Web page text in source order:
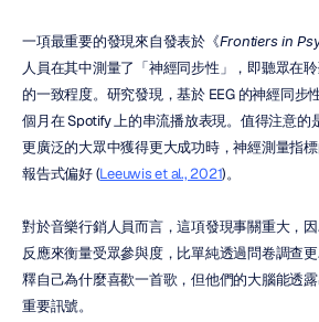
一項最重要的發現來自發表於《Frontiers in
人員在其中測量了「神經同步性」，即聽眾在
的一致程度。研究發現，基於 EEG 的神經同步
個月在 Spotify 上的串流播放表現。值得注意的
更廣泛的大眾中獲得更大成功時，神經測量指
報告式偏好 (Leeuwis et al., 2021)。
對於音樂行銷人員而言，這項發現事關重大，
反應來衡量受眾參與度，比單純透過問卷調查
釋自己為什麼喜歡一首歌，但他們的大腦能透
重要訊號。